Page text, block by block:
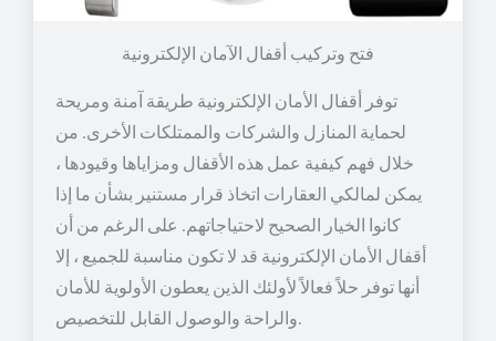
توفر أقفال الأمان الإلكترونية طريقة آمنة ومريحة
لحماية المنازل والشركات والممتلكات الأخرى. من
خلال فهم كيفية عمل هذه الأقفال ومزاياها وقيودها ،
يمكن لمالكي العقارات اتخاذ قرار مستنير بشأن ما إذا
كانوا الخيار الصحيح لاحتياجاتهم. على الرغم من أن
أقفال الأمان الإلكترونية قد لا تكون مناسبة للجميع ، إلا
أنها توفر حلاً فعالاً لأولئك الذين يعطون الأولوية للأمان
والراحة والوصول القابل للتخصيص.